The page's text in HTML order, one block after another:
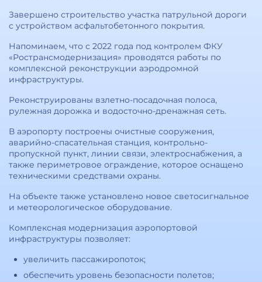
Завершено строительство участка патрульной дороги
с устройством асфальтобетонного покрытия.
Напоминаем, что с 2022 года под контролем ФКУ
«Ространсмодернизация» проводятся работы по
комплексной реконструкции аэродромной
инфраструктуры.
Реконструированы взлетно-посадочная полоса,
рулежная дорожка и водосточно-дренажная сеть.
В аэропорту построены очистные сооружения,
аварийно-спасательная станция, контрольно-
пропускной пункт, линии связи, электроснабжения, а
также периметровое ограждение, которое оснащено
техническими средствами охраны.
На объекте также установлено новое светосигнальное
и метеорологическое оборудование.
Комплексная модернизация аэропортовой
инфраструктуры позволяет:
увеличить пассажиропоток;
обеспечить уровень безопасности полетов;